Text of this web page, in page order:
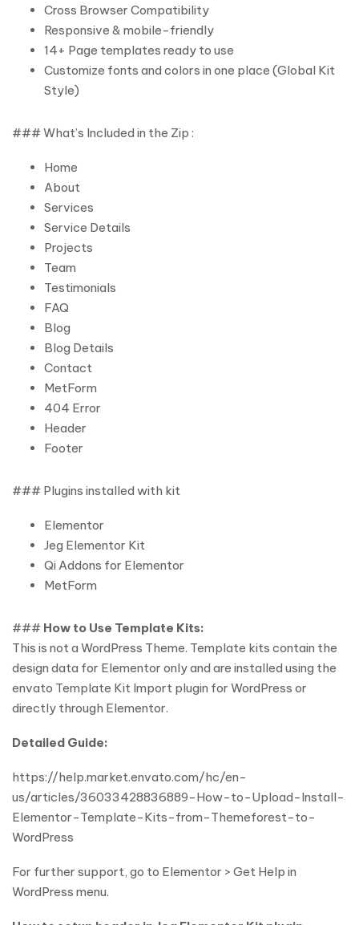
Cross Browser Compatibility
Responsive & mobile-friendly
14+ Page templates ready to use
Customize fonts and colors in one place (Global Kit
Style)
### What’s Included in the Zip :
Home
About
Services
Service Details
Projects
Team
Testimonials
FAQ
Blog
Blog Details
Contact
MetForm
404 Error
Header
Footer
### Plugins installed with kit
Elementor
Jeg Elementor Kit
Qi Addons for Elementor
MetForm
### How to Use Template Kits:
This is not a WordPress Theme. Template kits contain the
design data for Elementor only and are installed using the
envato Template Kit Import plugin for WordPress or
directly through Elementor.
Detailed Guide:
https://help.market.envato.com/hc/en-
us/articles/36033428836889-How-to-Upload-Install-
Elementor-Template-Kits-from-Themeforest-to-
WordPress
For further support, go to Elementor > Get Help in
WordPress menu.